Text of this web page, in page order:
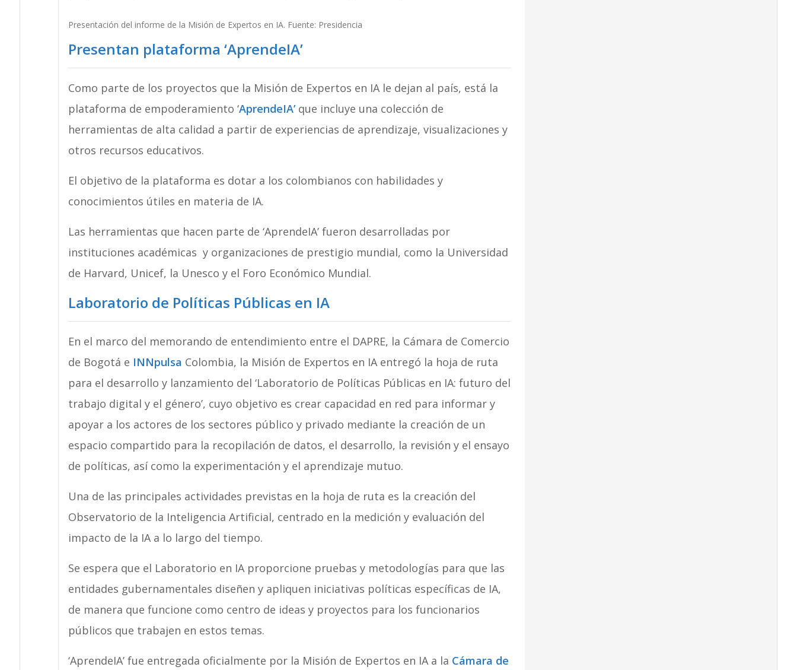
Presentación del informe de la Misión de Expertos en IA. Fuente: Presidencia
Presentan plataforma ‘AprendeIA’
Como parte de los proyectos que la Misión de Expertos en IA le dejan al país, está la
plataforma de empoderamiento ‘AprendeIA’que incluye una colección de
herramientas de alta calidad a partir de experiencias de aprendizaje, visualizaciones y
otros recursos educativos.
El objetivo de la plataforma es dotar a los colombianos con habilidades y
conocimientos útiles en materia de IA.
Las herramientas que hacen parte de ‘AprendeIA’ fueron desarrolladas por
instituciones académicas y organizaciones de prestigio mundial, como la Universidad
de Harvard, Unicef, la Unesco y el Foro Económico Mundial.
Laboratorio de Políticas Públicas en IA
En el marco del memorando de entendimiento entre el DAPRE, la Cámara de Comercio
de Bogotá e INNpulsa Colombia, la Misión de Expertos en IA entregó la hoja de ruta
para el desarrollo y lanzamiento del ‘Laboratorio de Políticas Públicas en IA: futuro del
trabajo digital y el género’, cuyo objetivo es crear capacidad en red para informar y
apoyar a los actores de los sectores público y privado mediante la creación de un
espacio compartido para la recopilación de datos, el desarrollo, la revisión y el ensayo
de políticas, así como la experimentación y el aprendizaje mutuo.
Una de las principales actividades previstas en la hoja de ruta es la creación del
Observatorio de la Inteligencia Artificial, centrado en la medición y evaluación del
impacto de la IA a lo largo del tiempo.
Se espera que el Laboratorio en IA proporcione pruebas y metodologías para que las
entidades gubernamentales diseñen y apliquen iniciativas políticas específicas de IA,
de manera que funcione como centro de ideas y proyectos para los funcionarios
públicos que trabajen en estos temas.
‘AprendeIA’ fue entregada oficialmente por la Misión de Expertos en IA a la Cámara de